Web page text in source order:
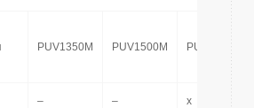
PUV1350M PUV1500M PUV1800M
– – x